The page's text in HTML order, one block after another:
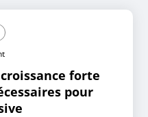
forte
pour